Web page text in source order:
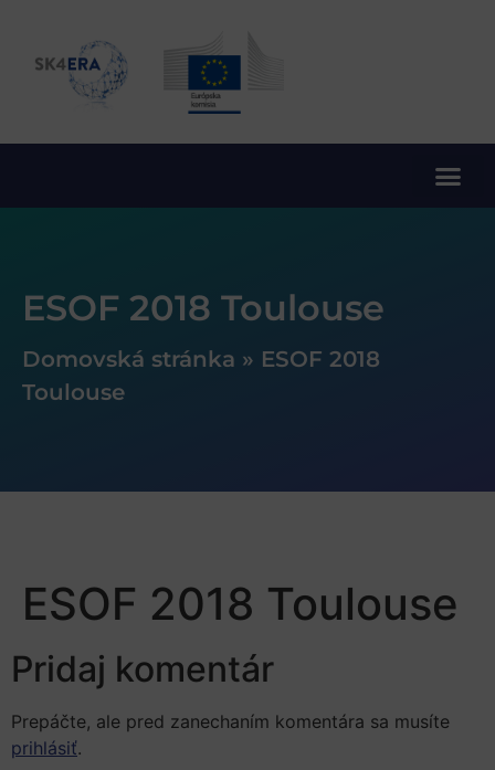
ESOF 2018 Toulouse
Domovská stránka » ESOF 2018
Toulouse
ESOF 2018 Toulouse
Pridaj komentár
Prepáčte, ale pred zanechaním komentára sa musíte
prihlásiť.